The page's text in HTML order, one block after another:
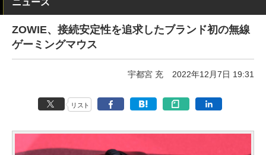
ニュース
ZOWIE、接続安定性を追求したブランド初の無線
ゲーミングマウス
宇都宮 充 2022年12月7日 19:31
リスト